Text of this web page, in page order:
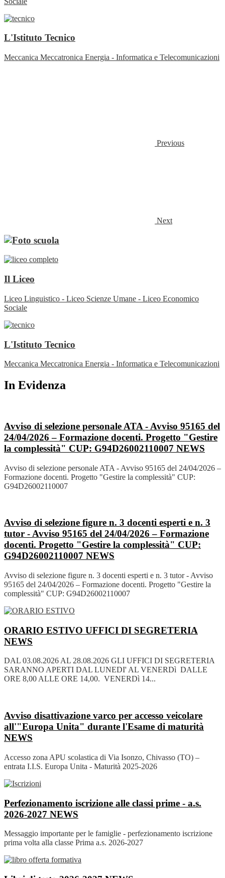
L'Istituto Tecnico
Meccanica Meccatronica Energia - Informatica e Telecomunicazioni
Previous
Next
Il Liceo
Liceo Linguistico - Liceo Scienze Umane - Liceo Economico
Sociale
L'Istituto Tecnico
Meccanica Meccatronica Energia - Informatica e Telecomunicazioni
In Evidenza
Avviso di selezione personale ATA - Avviso 95165 del
24/04/2026 – Formazione docenti. Progetto "Gestire
la complessità" CUP: G94D26002110007 NEWS
Avviso di selezione personale ATA - Avviso 95165 del 24/04/2026 –
Formazione docenti. Progetto "Gestire la complessità" CUP:
G94D26002110007
Avviso di selezione figure n. 3 docenti esperti e n. 3
tutor - Avviso 95165 del 24/04/2026 – Formazione
docenti. Progetto "Gestire la complessità" CUP:
G94D26002110007 NEWS
Avviso di selezione figure n. 3 docenti esperti e n. 3 tutor - Avviso
95165 del 24/04/2026 – Formazione docenti. Progetto "Gestire la
complessità" CUP: G94D26002110007
ORARIO ESTIVO UFFICI DI SEGRETERIA
NEWS
DAL 03.08.2026 AL 28.08.2026 GLI UFFICI DI SEGRETERIA
SARANNO APERTI DAL LUNEDI' AL VENERDì DALLE
ORE 8,00 ALLE ORE 14,00. VENERDì 14...
Avviso disattivazione varco per accesso veicolare
all'"Europa Unita" durante l'Esame di maturità
NEWS
Accesso zona APU scolastica di Via Isonzo, Chivasso (TO) –
entrata I.I.S. Europa Unita - Maturità 2025-2026
Perfezionamento iscrizione alle classi prime - a.s.
2026-2027 NEWS
Messaggio importante per le famiglie - perfezionamento iscrizione
prima volta alla classe Prima a.s. 2026-2027